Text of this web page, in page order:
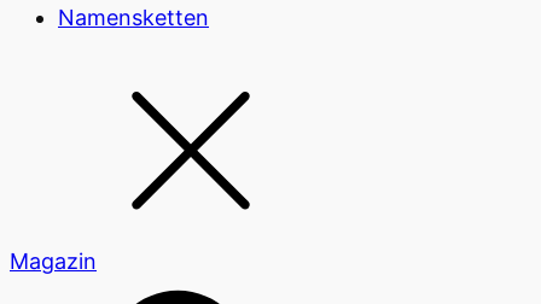
Namensketten
Magazin